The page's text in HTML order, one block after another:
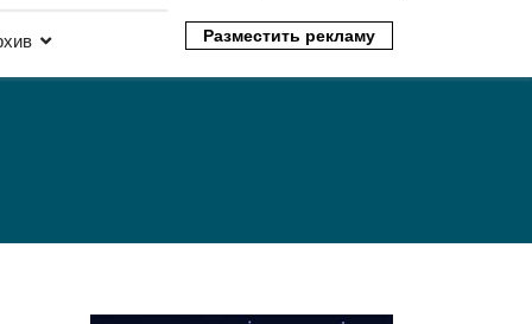
Разместить рекламу